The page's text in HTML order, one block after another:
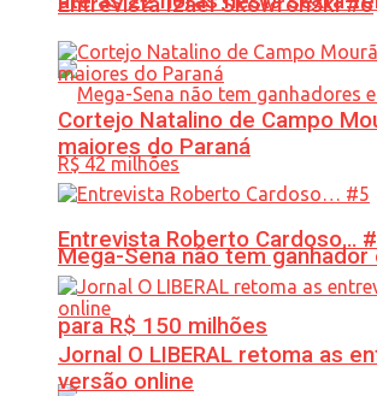
Mega-Sena não tem
para R$ 150 milhões
Cortejo Natalino de Campo
maiores do Paraná
Entrevista Roberto Cardoso…
Jornal O LIBERAL retoma as
versão online